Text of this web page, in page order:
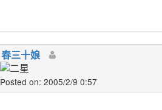
春三十娘
Posted on: 2005/2/9 0:57